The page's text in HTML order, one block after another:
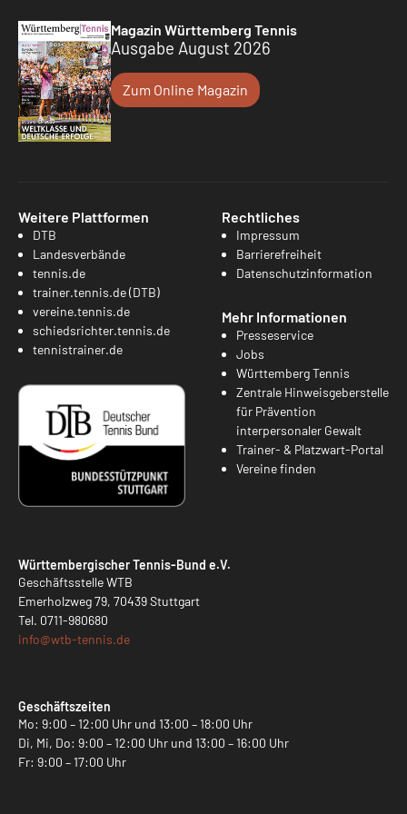
Magazin Württemberg Tennis
Ausgabe August 2026
Zum Online Magazin
Weitere Plattformen
DTB
Landesverbände
tennis.de
trainer.tennis.de (DTB)
vereine.tennis.de
schiedsrichter.tennis.de
tennistrainer.de
Rechtliches
Impressum
Barrierefreiheit
Datenschutzinformation
Mehr Informationen
Presseservice
Jobs
Württemberg Tennis
Zentrale Hinweisgeberstelle
für Prävention
interpersonaler Gewalt
Trainer- & Platzwart-Portal
Vereine finden
Württembergischer Tennis-Bund e.V.
Geschäftsstelle WTB
Emerholzweg 79, 70439 Stuttgart
Tel. 0711-980680
info@wtb-tennis.de
Geschäftszeiten
Mo: 9:00 – 12:00 Uhr und 13:00 – 18:00 Uhr
Di, Mi, Do: 9:00 – 12:00 Uhr und 13:00 – 16:00 Uhr
Fr: 9:00 – 17:00 Uhr